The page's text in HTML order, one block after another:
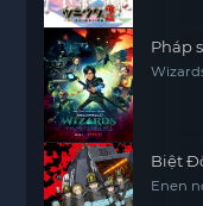
Pháp
Biệt
Enen